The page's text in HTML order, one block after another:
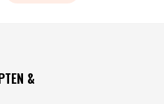
&